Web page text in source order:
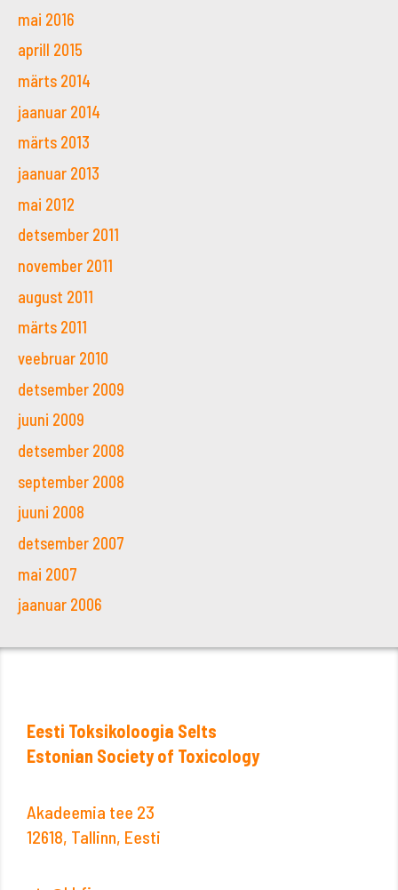
mai 2016
aprill 2015
märts 2014
jaanuar 2014
märts 2013
jaanuar 2013
mai 2012
detsember 2011
november 2011
august 2011
märts 2011
veebruar 2010
detsember 2009
juuni 2009
detsember 2008
september 2008
juuni 2008
detsember 2007
mai 2007
jaanuar 2006
Eesti Toksikoloogia Selts
Estonian Society of Toxicology
Akadeemia tee 23
12618, Tallinn, Eesti